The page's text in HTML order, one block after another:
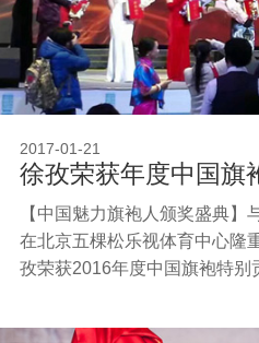
2017-01-21
徐孜荣获年度中国旗
【中国魅力旗袍人颁奖盛典
在北京五棵松乐视体育中心隆
孜荣获2016年度中国旗袍特别